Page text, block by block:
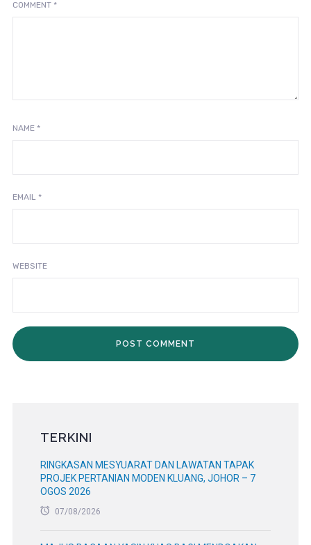
COMMENT *
NAME *
EMAIL *
WEBSITE
TERKINI
RINGKASAN MESYUARAT DAN LAWATAN TAPAK
PROJEK PERTANIAN MODEN KLUANG, JOHOR – 7
OGOS 2026
07/08/2026